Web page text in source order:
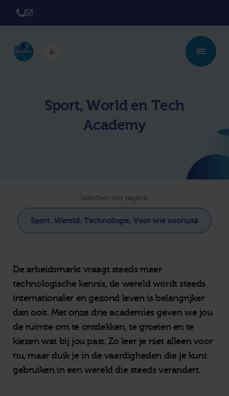
Twickel College
Sport, World en Tech
Academy
Selecteer een pagina:
De arbeidsmarkt vraagt steeds meer
technologische kennis, de wereld wordt steeds
internationaler en gezond leven is belangrijker
dan ooit. Met onze drie academies geven we jou
de ruimte om te ontdekken, te groeien en te
kiezen wat bij jou past. Zo leer je niet alleen voor
nu, maar duik je in de vaardigheden die je kunt
gebruiken in een wereld die steeds verandert.